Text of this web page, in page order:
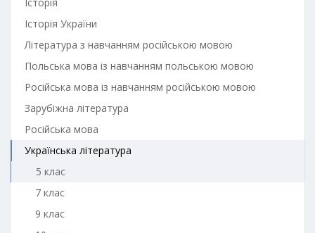
Історія України
Література з навчанням російською мовою
Польська мова із навчанням польською мовою
Російська мова із навчанням російською мовою
Зарубіжна література
Російська мова
Українська література
5 клас
7 клас
9 клас